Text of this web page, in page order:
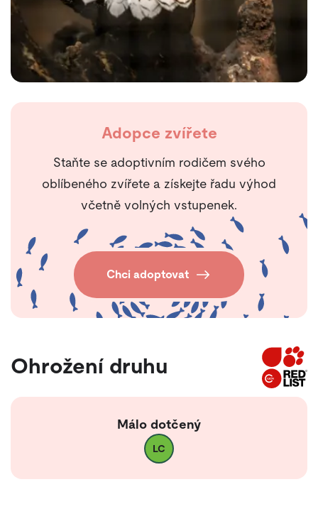
Adopce zvířete
Staňte se adoptivním rodičem svého
oblíbeného zvířete a získejte řadu výhod
včetně volných vstupenek.
Chci adoptovat
Ohrožení druhu
Málo dotčený
LC